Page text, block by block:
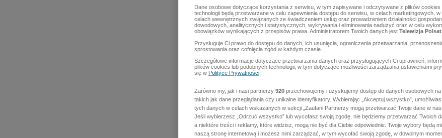
Dane osobowe dotyczące korzystania z serwisu, w tym zapisywane i odczytywane z plików cookies
technologii będą przetwarzane w celu zapewnienia dostępu do serwisu, w celach marketingowych, w
celach wewnętrznych związanych ze świadczeniem usług oraz prowadzeniem działalności
dowodowych, analitycznych i statystycznych, wykrywania i eliminowania nadużyć oraz w celu
obowiązków wynikających z przepisów prawa. Administratorem Twoich danych jest Telewizja
Przysługuje Ci prawo do dostępu do danych, ich usunięcia, ograniczenia przetwarzania,
sprostowania oraz cofnięcia zgód w każdym czasie.
Szczegółowe informacje dotyczące przetwarzania danych oraz przysługujących Ci uprawnień,
plików cookies lub podobnych technologii, w tym dotyczące możliwości zarządzania ustawieniami
się w Polityce Prywatności
Zarówno my, jak i nasi partnerzy 920 przechowujemy i uzyskujemy dostęp do danych osobowych na
takich jak dane przeglądania czy unikalne identyfikatory. Wybierając „Akceptuj wszystko”,
tych danych w celach wskazanych w sekcji „Zaufani Partnerzy mogą przetwarzać Twoje dane w
Jeśli wybierzesz „Odrzuć wszystko” lub wycofasz swoją zgodę, nie będziemy przetwarzać Twoich
a niektóre treści i reklamy, które widzisz, mogą nie być dla Ciebie odpowiednie. Twoje wybory będą
naszą stronę internetową i możesz nimi zarządzać, w tym wycofać swoją zgodę, w dowolnym